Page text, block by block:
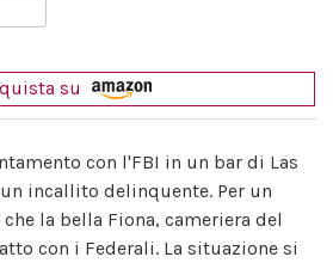
su
con l'FBI in un bar di Las
incallito delinquente. Per un
la bella Fiona, cameriera del
con i Federali. La situazione si